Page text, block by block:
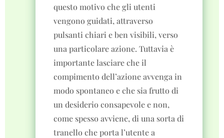
questo motivo che gli utenti
vengono guidati, attraverso
pulsanti chiari e ben visibili, verso
una particolare azione. Tuttavia è
importante lasciare che il
compimento dell’azione avvenga in
modo spontaneo e che sia frutto di
un desiderio consapevole e non,
come spesso avviene, di una sorta di
tranello che porta l’utente a